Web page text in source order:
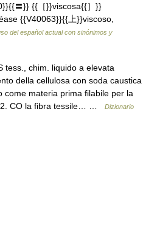
〓}} {{［}}viscosa{{］}}
{{V40063}}{{上}}viscoso,
del español actual con sinónimos y
tess., chim. liquido a elevata
della cellulosa con soda caustica
come materia prima filabile per la
2. CO la fibra tessile… …
Dizionario